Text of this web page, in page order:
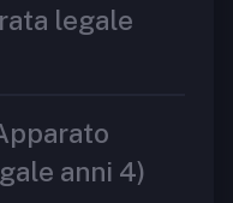
legale
anni 4)